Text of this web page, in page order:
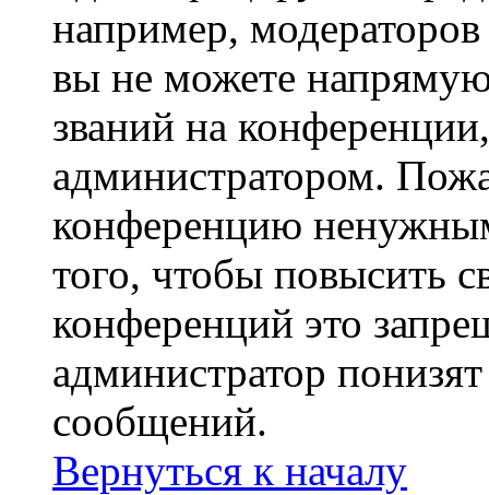
например,
вы не можете
званий на
администратором.
конференцию
того, чтобы повысить
конференций это
администратор
сообщений.
Вернуться к началу